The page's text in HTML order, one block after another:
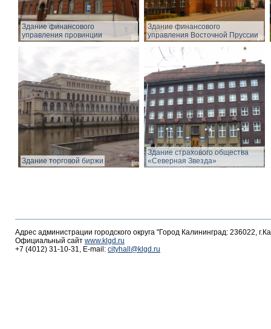
Здание финансового
управления провинции
Здание финансового
управления Восточной Пруссии
Здание торговой биржи
Здание страхового общества
«Северная Звезда»
Адрес администрации городского округа "Город Калининград: 236022,
Официальный сайт www.klgd.ru
+7 (4012) 31-10-31, E-mail: cityhall@klgd.ru